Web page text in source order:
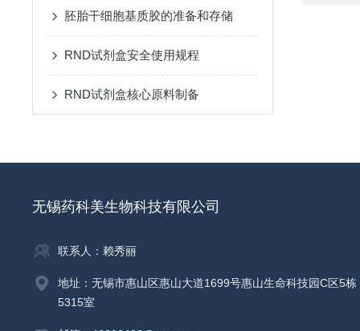
胚胎干细胞基质胶的准备和存储
RND试剂盒安全使用规程
RND试剂盒核心原料制备
无锡药科美生物科技有限公司
联系人：赖秀丽
地址：无锡市惠山区惠山大道1699号惠山生命科技园C区5栋
5315室